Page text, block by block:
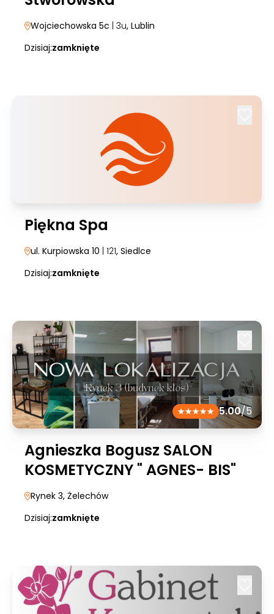
Wojciechowska 5c | 3u, Lublin
Dzisiaj:zamknięte
Piękna Spa
ul. Kurpiowska 10 | 121, Siedlce
Dzisiaj:zamknięte
5.00/5
Agnieszka Bogusz SALON
KOSMETYCZNY " AGNES- BIS"
Rynek 3, Żelechów
Dzisiaj:zamknięte